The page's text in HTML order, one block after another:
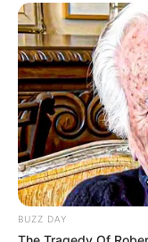
Quels sont les
du Turf ?
Si vous êtes un
l’âme, c’est le
pronostiqueurs en
challenges du Turf,
course du Quinté,
dans certains cas de
BUZZ DAY